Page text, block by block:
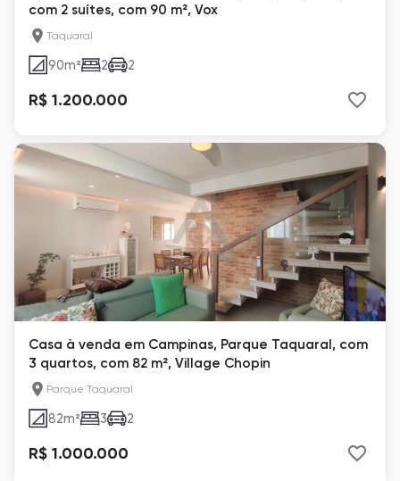
com 2 suítes, com 90 m², Vox
Taquaral
90m² 2 2
R$ 1.200.000
Casa à venda em Campinas, Parque Taquaral, com
3 quartos, com 82 m², Village Chopin
Parque Taquaral
82m² 3 2
R$ 1.000.000